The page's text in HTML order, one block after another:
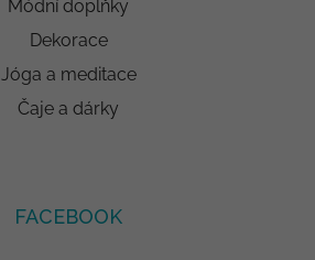
Módní doplňky
Dekorace
Jóga a meditace
Čaje a dárky
FACEBOOK